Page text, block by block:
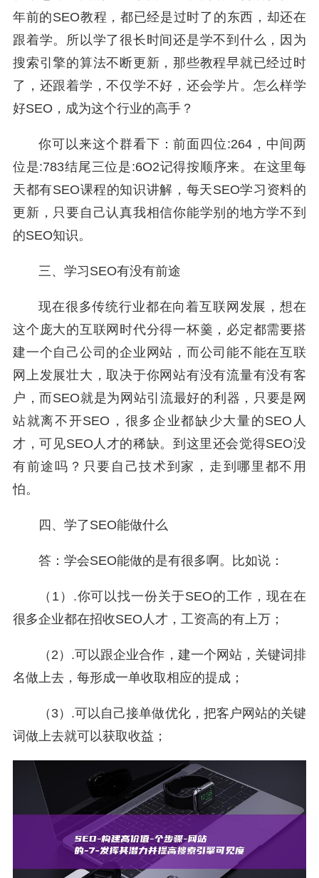
年前的SEO教程，都已经是过时了的东西，却还在
跟着学。所以学了很长时间还是学不到什么，因为
搜索引擎的算法不断更新，那些教程早就已经过时
了，还跟着学，不仅学不好，还会学片。怎么样学
好SEO，成为这个行业的高手？
你可以来这个群看下：前面四位:264，中间两
位是:783结尾三位是:6O2记得按顺序来。在这里每
天都有SEO课程的知识讲解，每天SEO学习资料的
更新，只要自己认真我相信你能学别的地方学不到
的SEO知识。
三、学习SEO有没有前途
现在很多传统行业都在向着互联网发展，想在
这个庞大的互联网时代分得一杯羹，必定都需要搭
建一个自己公司的企业网站，而公司能不能在互联
网上发展壮大，取决于你网站有没有流量有没有客
户，而SEO就是为网站引流最好的利器，只要是网
站就离不开SEO，很多企业都缺少大量的SEO人
才，可见SEO人才的稀缺。到这里还会觉得SEO没
有前途吗？只要自己技术到家，走到哪里都不用
怕。
四、学了SEO能做什么
答：学会SEO能做的是有很多啊。比如说：
（1）.你可以找一份关于SEO的工作，现在在
很多企业都在招收SEO人才，工资高的有上万；
（2）.可以跟企业合作，建一个网站，关键词排
名做上去，每形成一单收取相应的提成；
（3）.可以自己接单做优化，把客户网站的关键
词做上去就可以获取收益；